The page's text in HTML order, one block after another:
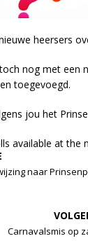
heersers
nog met een
toegevoegd.
jou het
available at the
naar
Carnavalsmis op